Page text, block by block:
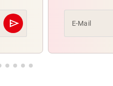
send
Abschicken E-Mail